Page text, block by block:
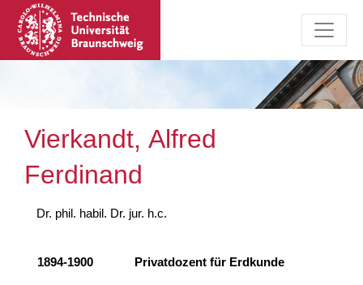
Vierkandt, Alfred
Ferdinand
Dr. phil. habil. Dr. jur. h.c.
1894-1900 Privatdozent für Erdkunde